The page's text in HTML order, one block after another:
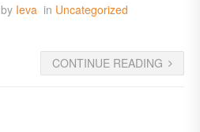
by Ieva in Uncategorized
CONTINUE READING